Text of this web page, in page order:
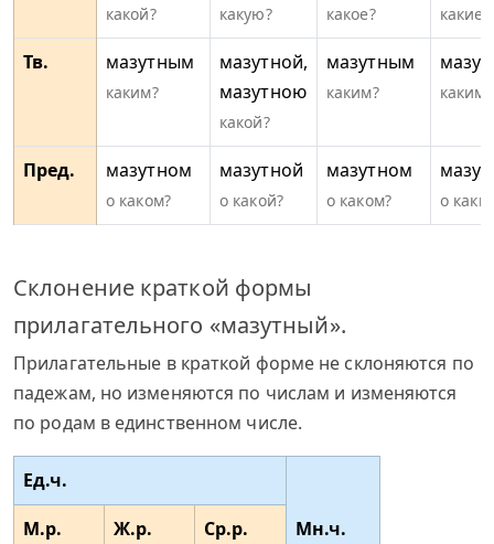
какой? какую? какое? какие?
Тв. мазутным
каким?
мазутной,
мазутною
какой?
мазутным
каким?
Пред. мазутном
о каком?
мазутной
о какой?
мазутном
о каком? о
Склонение краткой формы
прилагательного «мазутный».
Прилагательные в краткой форме не склоняются по
падежам, но изменяются по числам и изменяются
по родам в единственном числе.
Ед.ч.
Мн.ч.
М.р. Ж.р.
Ср.р.